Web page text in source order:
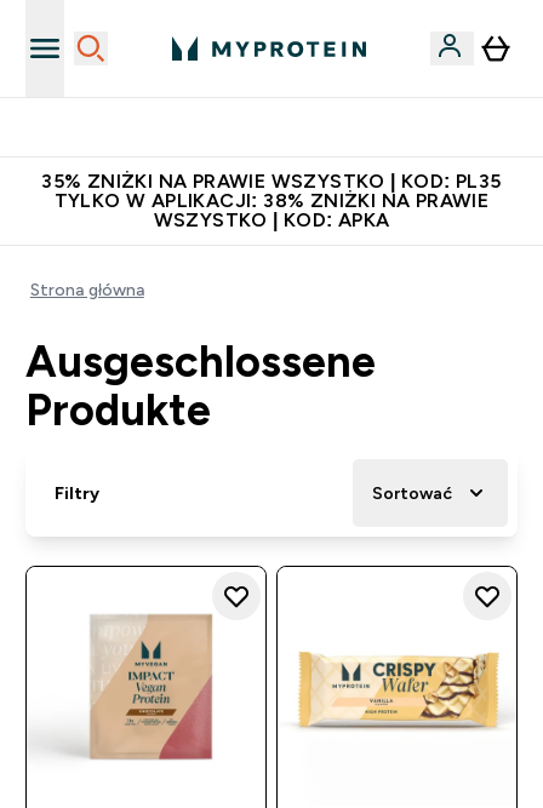
35% ZNIŻKI NA PRAWIE WSZYSTKO | KOD: PL35
TYLKO W APLIKACJI: 38% ZNIŻKI NA PRAWIE
WSZYSTKO | KOD: APKA
Strona główna
Ausgeschlossene
Produkte
Filtry Sortować